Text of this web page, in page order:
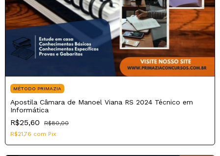
MÉTODO PRIMAZIA
Apostila Câmara de Manoel Viana RS 2024 Técnico em
Informática
R$25,60
R$80,00
R$21,76 com Pix